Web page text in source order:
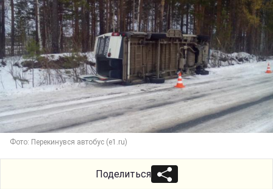
Фото: Перекинувся автобус (e1.ru)
Поделиться